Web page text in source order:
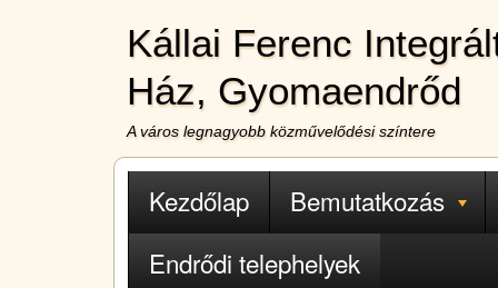
Kállai Ferenc
Ház, Gyomaendrőd
A város legnagyobb közművelődési színtere
Fő navigáció
Kezdőlap Bemutatkozás
Endrődi telephelyek